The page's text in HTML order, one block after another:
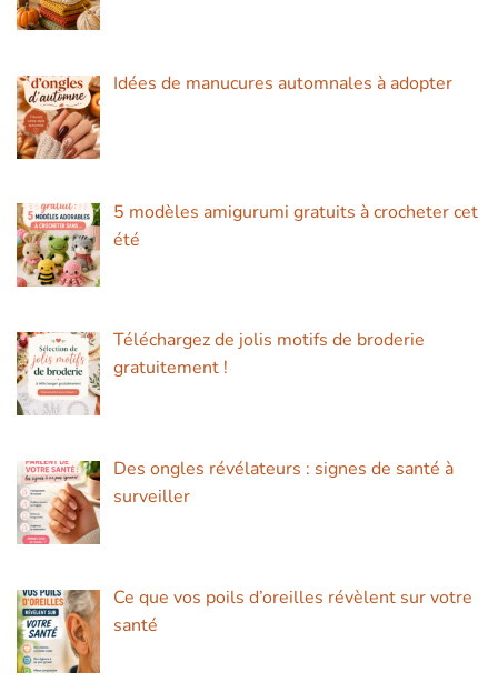
Idées de manucures automnales à adopter
5 modèles amigurumi gratuits à crocheter cet
été
Téléchargez de jolis motifs de broderie
gratuitement !
Des ongles révélateurs : signes de santé à
surveiller
Ce que vos poils d’oreilles révèlent sur votre
santé